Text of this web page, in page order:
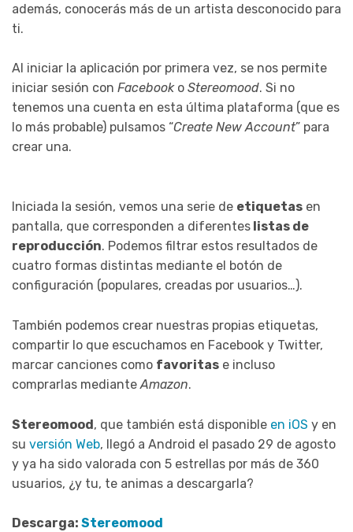
además, conocerás más de un artista desconocido para
ti.
Al iniciar la aplicación por primera vez, se nos permite
iniciar sesión con Facebooko Stereomood. Si no
tenemos una cuenta en esta última plataforma (que es
lo más probable) pulsamos “Create New Account” para
crear una.
Iniciada la sesión, vemos una serie de etiquetas en
pantalla, que corresponden a diferentes listas de
reproducción. Podemos filtrar estos resultados de
cuatro formas distintas mediante el botón de
configuración (populares, creadas por usuarios…).
También podemos crear nuestras propias etiquetas,
compartir lo que escuchamos en Facebook y Twitter,
marcar canciones como favoritas e incluso
comprarlas medianteAmazon.
Stereomood, que también está disponible en iOS y en
su versión Web, llegó a Android el pasado 29 de agosto
y ya ha sido valorada con 5 estrellas por más de 360
usuarios, ¿y tu, te animas a descargarla?
Descarga: Stereomood